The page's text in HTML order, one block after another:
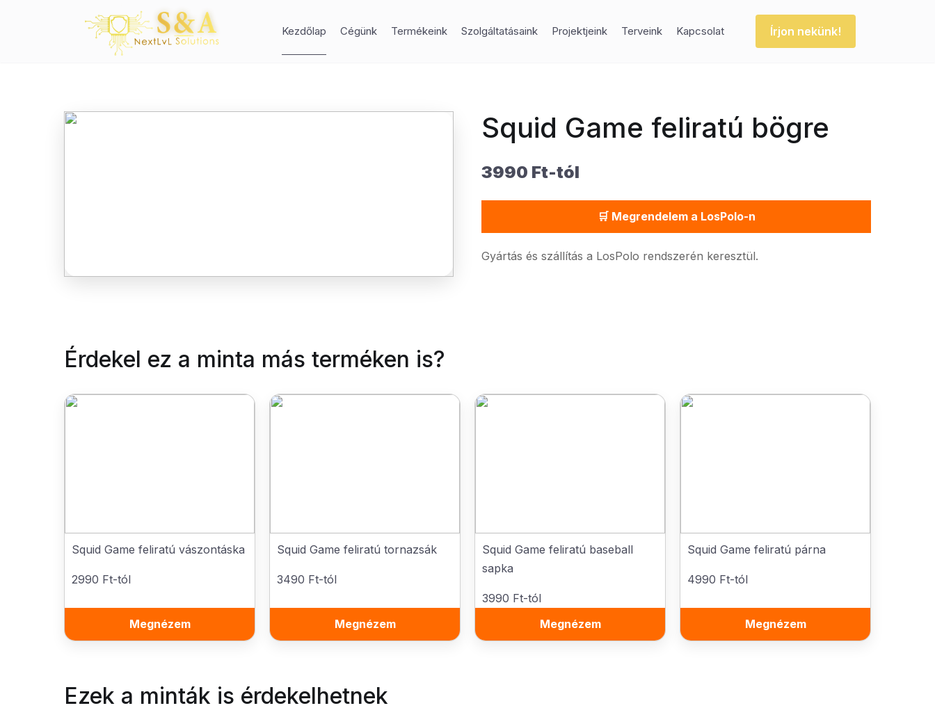
Kezdőlap Cégünk Termékeink Szolgáltatásaink Projektjeink Terveink Kapcsolat Írjon nekünk!
Squid Game feliratú bögre
3990 Ft-tól
🛒 Megrendelem a LosPolo-n
Gyártás és szállítás a LosPolo rendszerén keresztül.
Érdekel ez a minta más terméken is?
Squid Game feliratú vászontáska
2990 Ft-tól
Megnézem
Squid Game feliratú tornazsák
3490 Ft-tól
Megnézem
Squid Game feliratú baseball
sapka
3990 Ft-tól
Megnézem
Squid Game feliratú párna
4990 Ft-tól
Megnézem
Ezek a minták is érdekelhetnek